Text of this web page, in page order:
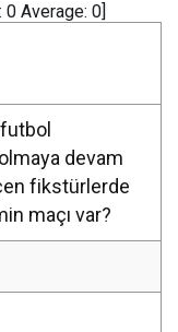
0 Average: 0
devam
fikstürlerde
maçı var?